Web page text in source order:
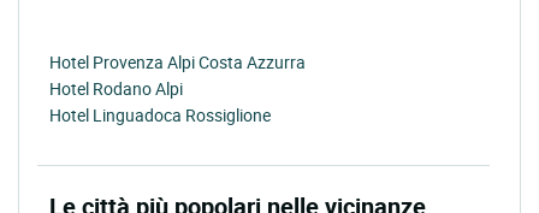
Hotel Provenza Alpi Costa Azzurra
Hotel Rodano Alpi
Hotel Linguadoca Rossiglione